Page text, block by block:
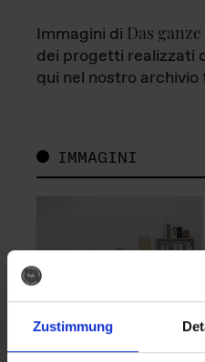
Zustimmung
Immagini di Das
dei progetti realizzati
qui nel nostro
IMMAGINI